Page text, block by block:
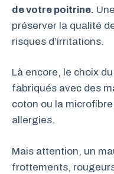
de votre poitrine.
préserver la qualité
risques d’irritations.
Là encore, le choix
fabriqués avec des
coton ou la
allergies.
Mais attention, un
frottements,